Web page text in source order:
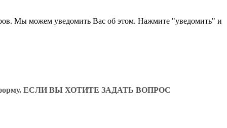
Мы можем уведомить Вас об этом. Нажмите "уведомить" и
форму. ЕСЛИ ВЫ ХОТИТЕ ЗАДАТЬ ВОПРОС